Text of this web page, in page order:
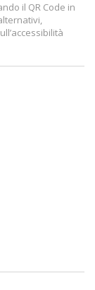
il QR Code in